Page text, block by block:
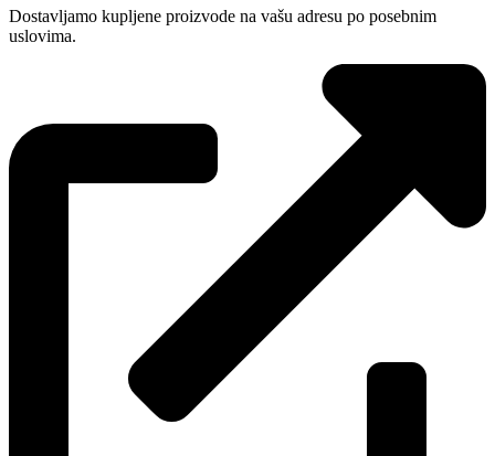
Dostavljamo kupljene proizvode na vašu adresu po posebnim
uslovima.